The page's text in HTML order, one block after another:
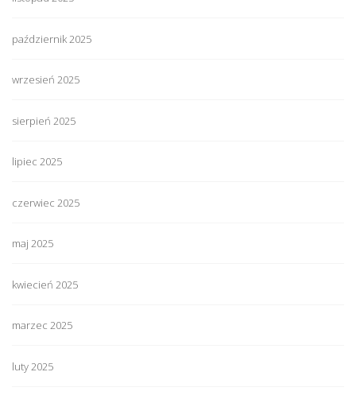
październik 2025
wrzesień 2025
sierpień 2025
lipiec 2025
czerwiec 2025
maj 2025
kwiecień 2025
marzec 2025
luty 2025